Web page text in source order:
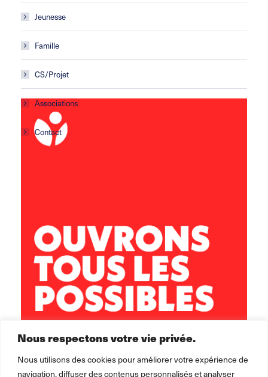
Nous respectons votre vie privée.
Nous utilisons des cookies pour améliorer votre expérience de
navigation, diffuser des contenus personnalisés et analyser
Jeunesse
Famille
CS/Projet
Associations
Contact
brest.horizons@leolagrange.org